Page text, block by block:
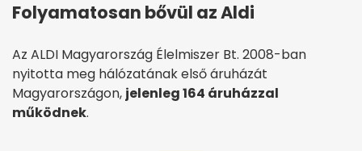
Folyamatosan bővül az Aldi
Az ALDI Magyarország Élelmiszer Bt. 2008-ban
nyitotta meg hálózatának első áruházát
Magyarországon, jelenleg 164 áruházzal
működnek.